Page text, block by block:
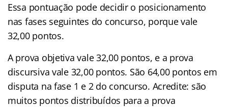
Essa pontuação pode decidir o posicionamento
nas fases seguintes do concurso, porque vale
32,00 pontos.
A prova objetiva vale 32,00 pontos, e a prova
discursiva vale 32,00 pontos. São 64,00 pontos em
disputa na fase 1 e 2 do concurso. Acredite: são
muitos pontos distribuídos para a prova